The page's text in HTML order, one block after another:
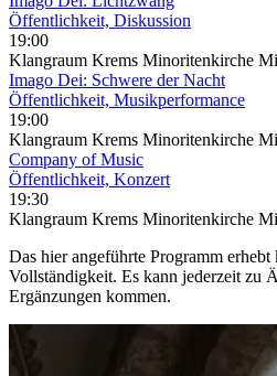
Öffentlichkeit, Diskussion
19:00
Klangraum Krems Minoritenkirche
Imago Dei: Schwere der Nacht
Öffentlichkeit, Musikperformance
19:00
Klangraum Krems Minoritenkirche
Company of Music
Öffentlichkeit, Konzert
19:30
Klangraum Krems Minoritenkirche
Das hier angeführte Programm
Vollständigkeit. Es kann jederzeit zu
Ergänzungen kommen.